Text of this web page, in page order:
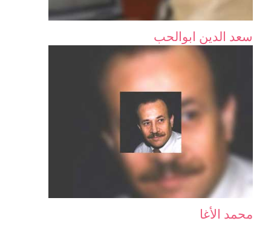
سعد الدين ابوالحب
محمد الأغا